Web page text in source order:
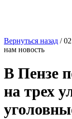
Вернуться назад /
нам новость
В Пензе
на трех